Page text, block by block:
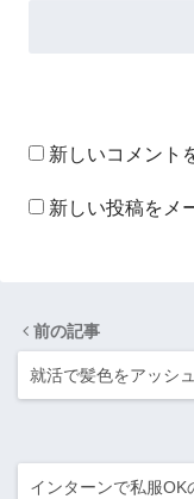
新しいコメント
新しい投稿をメ
前の記事
就活で髪色をアッシ
インターンで私服OK